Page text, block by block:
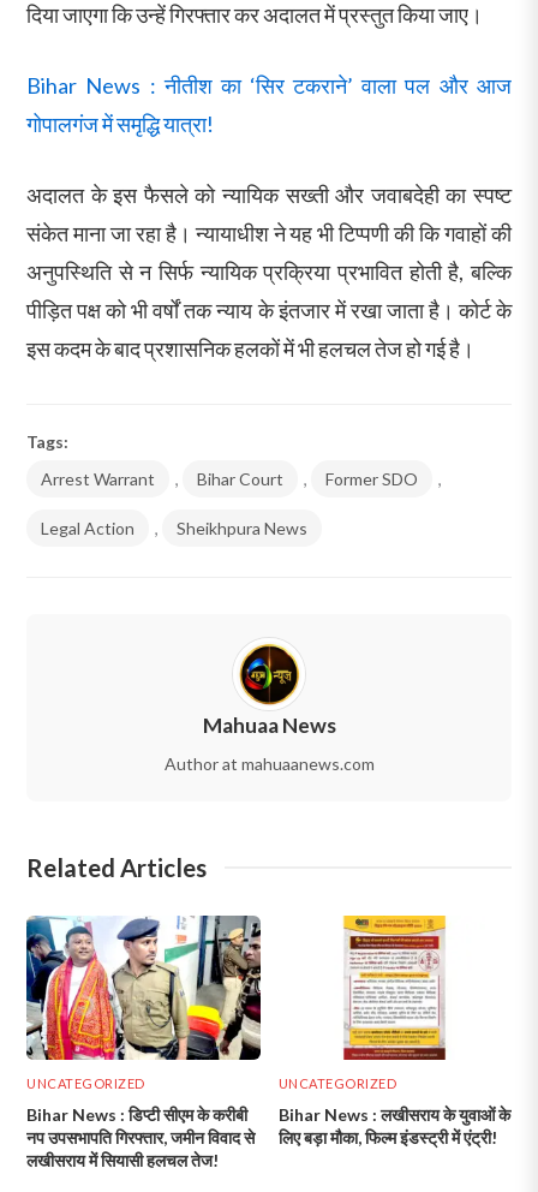
दिया जाएगा कि उन्हें गिरफ्तार कर अदालत में प्रस्तुत किया जाए।
Bihar News : नीतीश का ‘सिर टकराने’ वाला पल और आज
गोपालगंज में समृद्धि यात्रा!
अदालत के इस फैसले को न्यायिक सख्ती और जवाबदेही का स्पष्ट
संकेत माना जा रहा है। न्यायाधीश ने यह भी टिप्पणी की कि गवाहों की
अनुपस्थिति से न सिर्फ न्यायिक प्रक्रिया प्रभावित होती है, बल्कि
पीड़ित पक्ष को भी वर्षों तक न्याय के इंतजार में रखा जाता है। कोर्ट के
इस कदम के बाद प्रशासनिक हलकों में भी हलचल तेज हो गई है।
Tags:
Arrest Warrant
, Bihar Court , Former SDO ,
Legal Action , Sheikhpura News
Mahuaa News
Author at mahuaanews.com
Related Articles
UNCATEGORIZED
Bihar News : डिप्टी सीएम के करीबी
नप उपसभापति गिरफ्तार, जमीन विवाद से
लखीसराय में सियासी हलचल तेज!
UNCATEGORIZED
Bihar News : लखीसराय के युवाओं के
लिए बड़ा मौका, फिल्म इंडस्ट्री में एंट्री!